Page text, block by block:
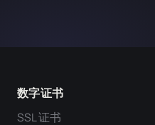
数字证书
SSL 证书